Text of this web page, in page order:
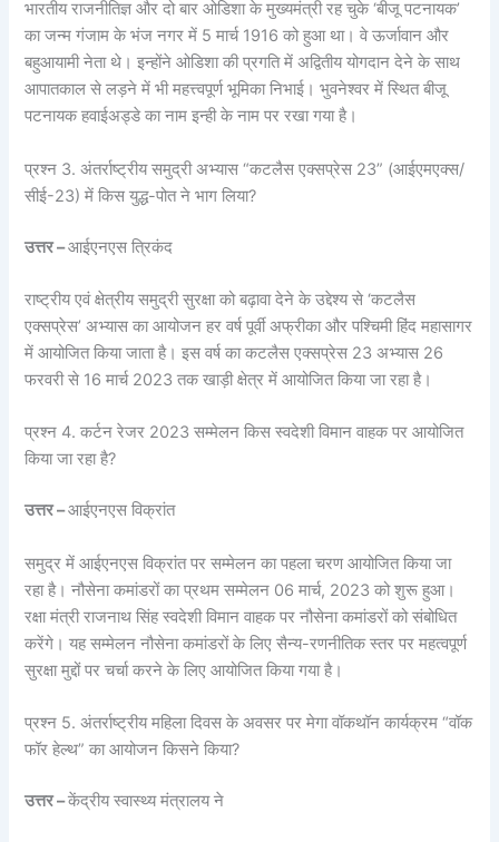
भारतीय राजनीतिज्ञ और दो बार ओडिशा के मुख्यमंत्री रह चुके ‘बीजू पटनायक’
का जन्म गंजाम के भंज नगर में 5 मार्च 1916 को हुआ था। वे ऊर्जावान और
बहुआयामी नेता थे। इन्होंने ओडिशा की प्रगति में अद्वितीय योगदान देने के साथ
आपातकाल से लड़ने में भी महत्त्वपूर्ण भूमिका निभाई। भुवनेश्वर में स्थित बीजू
पटनायक हवाईअड्डे का नाम इन्ही के नाम पर रखा गया है।
प्रश्न 3. अंतर्राष्ट्रीय समुद्री अभ्यास “कटलैस एक्सप्रेस 23” (आईएमएक्स/
सीई-23) में किस युद्ध-पोत ने भाग लिया?
उत्तर –आईएनएस त्रिकंद
राष्ट्रीय एवं क्षेत्रीय समुद्री सुरक्षा को बढ़ावा देने के उद्देश्य से ‘कटलैस
एक्सप्रेस’ अभ्यास का आयोजन हर वर्ष पूर्वी अफ्रीका और पश्चिमी हिंद महासागर
में आयोजित किया जाता है। इस वर्ष का कटलैस एक्सप्रेस 23 अभ्यास 26
फरवरी से 16 मार्च 2023 तक खाड़ी क्षेत्र में आयोजित किया जा रहा है।
प्रश्न 4. कर्टन रेजर 2023 सम्मेलन किस स्वदेशी विमान वाहक पर आयोजित
किया जा रहा है?
उत्तर –आईएनएस विक्रांत
समुद्र में आईएनएस विक्रांत पर सम्मेलन का पहला चरण आयोजित किया जा
रहा है। नौसेना कमांडरों का प्रथम सम्मेलन 06 मार्च, 2023 को शुरू हुआ।
रक्षा मंत्री राजनाथ सिंह स्वदेशी विमान वाहक पर नौसेना कमांडरों को संबोधित
करेंगे। यह सम्मेलन नौसेना कमांडरों के लिए सैन्य-रणनीतिक स्तर पर महत्वपूर्ण
सुरक्षा मुद्दों पर चर्चा करने के लिए आयोजित किया गया है।
प्रश्न 5. अंतर्राष्ट्रीय महिला दिवस के अवसर पर मेगा वॉकथॉन कार्यक्रम “वॉक
फॉर हेल्थ” का आयोजन किसने किया?
उत्तर –केंद्रीय स्वास्थ्य मंत्रालय ने